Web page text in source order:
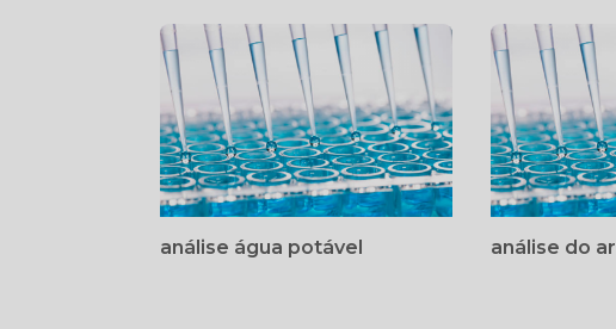
análise água potável análise do ar